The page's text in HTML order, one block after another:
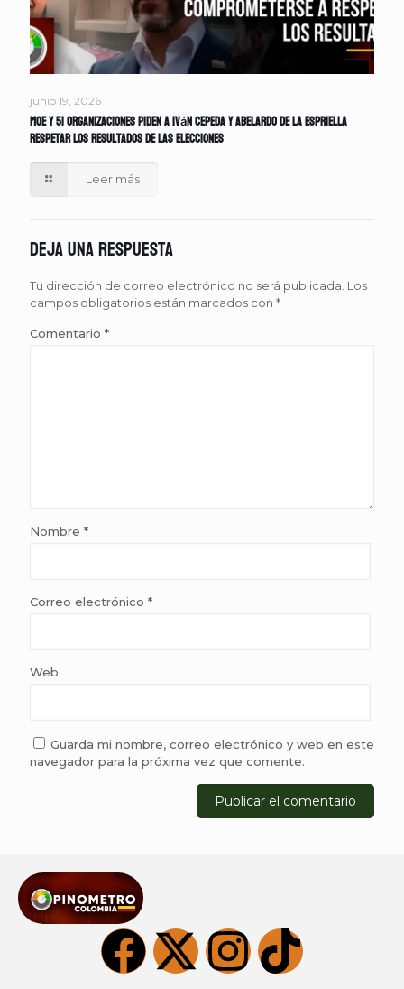
junio 19, 2026
MOE y 51 organizaciones piden a Iván Cepeda y Abelardo de la Espriella
respetar los resultados de las elecciones
Leer más
Deja una respuesta
Tu dirección de correo electrónico no será publicada. Los
campos obligatorios están marcados con *
Comentario *
Nombre *
Correo electrónico *
Web
Guarda mi nombre, correo electrónico y web en este
navegador para la próxima vez que comente.